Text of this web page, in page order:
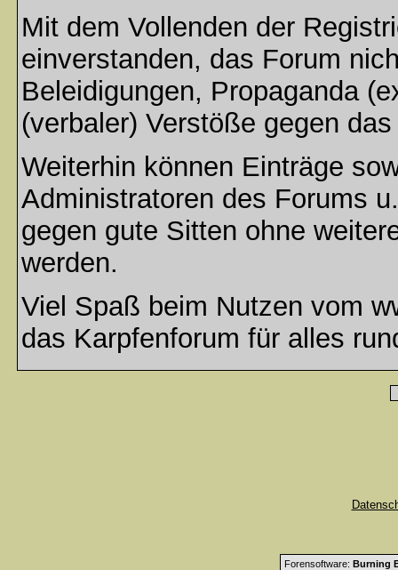
Mit dem Vollenden der
einverstanden, das Forum
Beleidigungen, Propaganda
(verbaler) Verstöße gegen
Weiterhin können Einträge
Administratoren des Forums
gegen gute Sitten ohne
werden.
Viel Spaß beim Nutzen vom
das Karpfenforum für alles
Forensoftware: Burning